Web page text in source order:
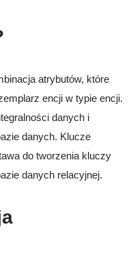
atrybutów, które
encji w typie encji.
danych i
danych. Klucze
do tworzenia kluczy
danych relacyjnej.